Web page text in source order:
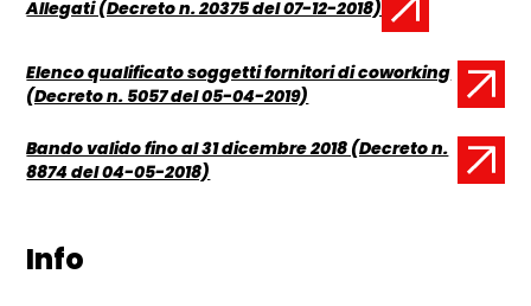
Documento:
Allegati (Decreto n. 20375 del 07-12-2018)
Documento:
Elenco qualificato soggetti fornitori di coworking
(Decreto n. 5057 del 05-04-2019)
Documento:
Bando valido fino al 31 dicembre 2018 (Decreto n.
8874 del 04-05-2018)
Info